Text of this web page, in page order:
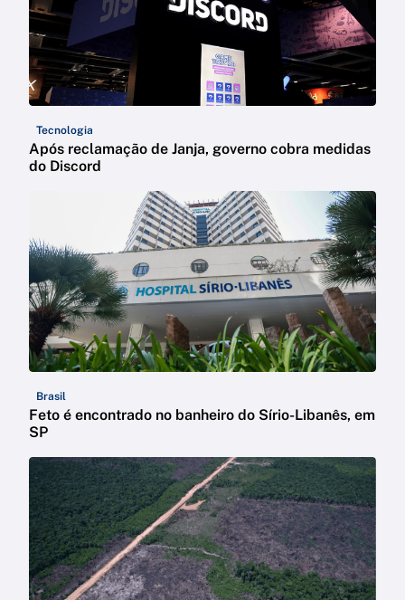
Tecnologia
Após reclamação de Janja, governo cobra medidas
do Discord
Brasil
Feto é encontrado no banheiro do Sírio-Libanês, em
SP